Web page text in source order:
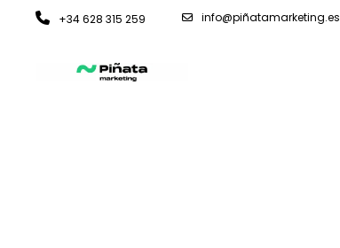
+34 628 315 259 info@piñatamarketing.es